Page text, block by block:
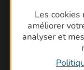
Les
améliorer
analyser et